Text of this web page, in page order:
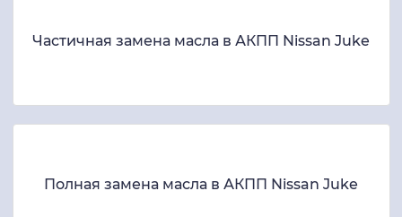
Частичная замена масла в АКПП Nissan Juke
Полная замена масла в АКПП Nissan Juke